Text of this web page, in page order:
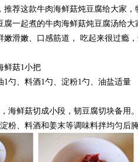
荐这款牛肉海鲜菇炖豆腐给大家
一起煮的牛肉海鲜菇炖豆腐汤给
滑嫩、口感筋道， 吃起来很过瘾
鲜菇1小把
勺、料酒1勺、淀粉1勺、油盐适量
海鲜菇切成小段，韧豆腐切块备用。
粉、料酒和姜末等调味料拌均匀后腌